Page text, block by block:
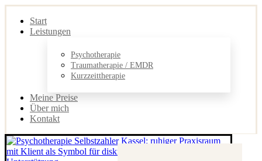
Start
Leistungen
Psychotherapie
Traumatherapie / EMDR
Kurzzeittherapie
Meine Preise
Über mich
Kontakt